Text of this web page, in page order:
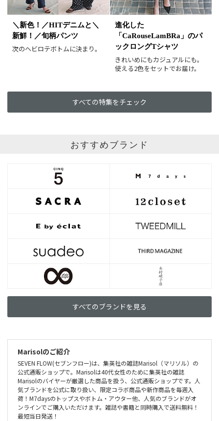
＼新色！／HITデニムと＼
新鮮！／旬柄パンツ
次のヘビロテボトムに決まり。
進化した
「CaRouseLamBRa」のパ
ックロングTシャツ
きれいめにもカジュアルにも。
使える2色をセットでお届け。
すべての特集をチェック
おすすめブランド
すべてのブランドを見る
Marisolのご紹介
SEVEN FLOW(セブンフロー)は、集英社の雑誌Marisol（マリソル）の
公式通販ショップで。Marisolは40代女性のために集英社の雑誌
Marisolのバイヤーが厳選した商品を扱う、公式通販ショップです。人
気ブランドを公式に取り扱い、限定コラボ商品や新作商品を毎週入
荷！M7daysのトップスやボトム・アウター他、人気のブランドがオ
ンラインでご購入いただけます。雑誌や書籍と同時購入で送料無料！
最短当日発送！